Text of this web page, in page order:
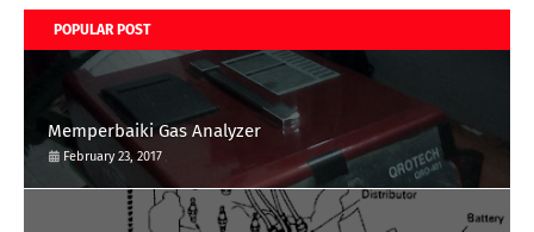
POPULAR POST
Memperbaiki Gas Analyzer
February 23, 2017